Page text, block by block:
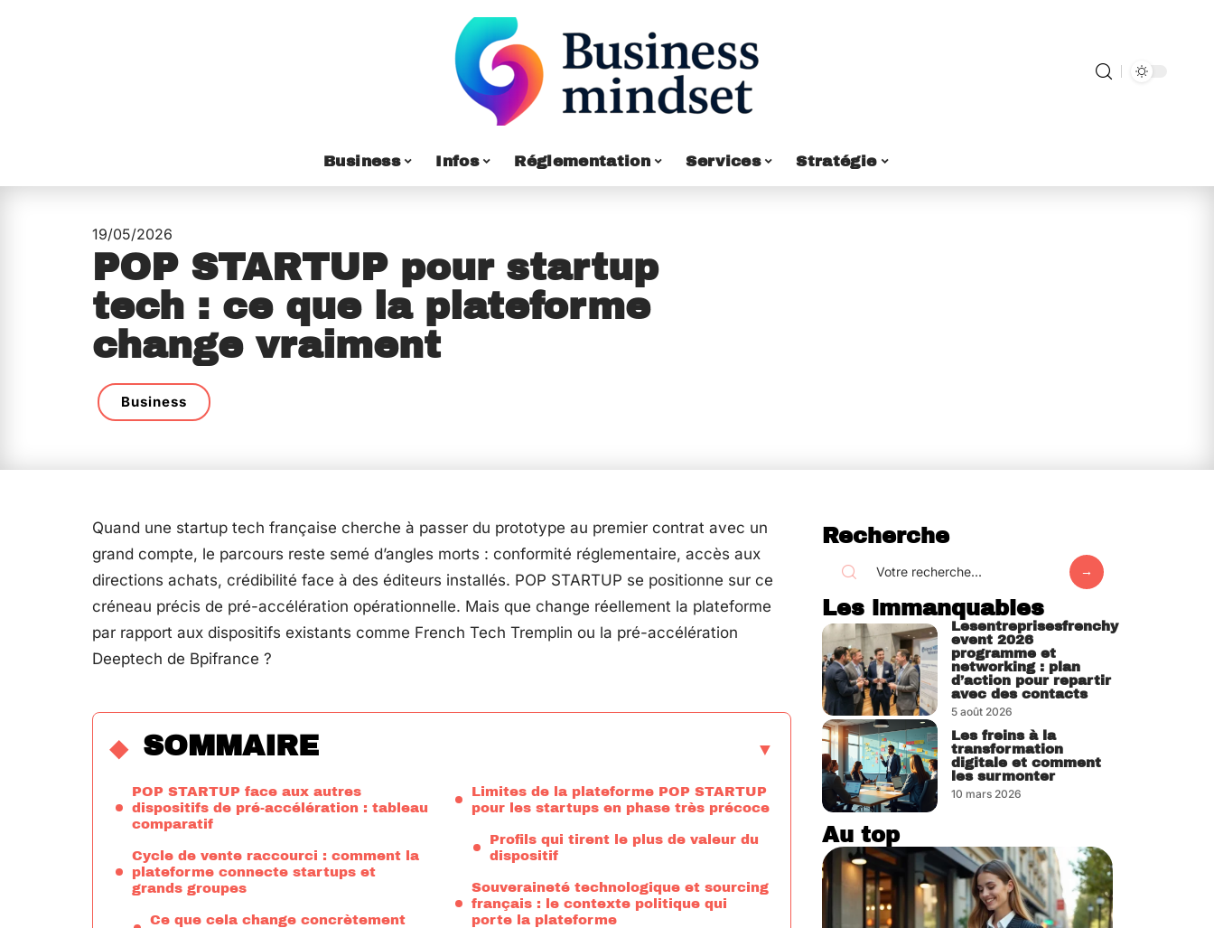
Business Infos Réglementation Services Stratégie
19/05/2026
POP STARTUP pour startup
tech : ce que la plateforme
change vraiment
Business
Quand une startup tech française cherche à passer du prototype au premier contrat avec un
grand compte, le parcours reste semé d’angles morts : conformité réglementaire, accès aux
directions achats, crédibilité face à des éditeurs installés. POP STARTUP se positionne sur ce
créneau précis de pré-accélération opérationnelle. Mais que change réellement la plateforme
par rapport aux dispositifs existants comme French Tech Tremplin ou la pré-accélération
Deeptech de Bpifrance ?
SOMMAIRE
POP STARTUP face aux autres
dispositifs de pré-accélération : tableau
comparatif
Cycle de vente raccourci : comment la
plateforme connecte startups et
grands groupes
Ce que cela change concrètement
Limites de la plateforme POP STARTUP
pour les startups en phase très précoce
Profils qui tirent le plus de valeur du
dispositif
Souveraineté technologique et sourcing
français : le contexte politique qui
porte la plateforme
Recherche
Les immanquables
Lesentreprisesfrenchy
event 2026
programme et
networking : plan
d’action pour repartir
avec des contacts
5 août 2026
Les freins à la
transformation
digitale et comment
les surmonter
10 mars 2026
Au top